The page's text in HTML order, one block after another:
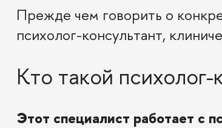
Прежде чем говорить о
психолог-консультант,
Кто такой психолог-
Этот специалист работает с